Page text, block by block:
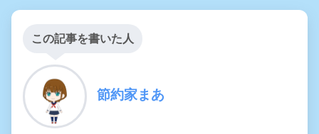
この記事を書いた人
節約家まあ